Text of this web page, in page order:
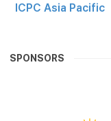
ICPC Asia Pacific
SPONSORS